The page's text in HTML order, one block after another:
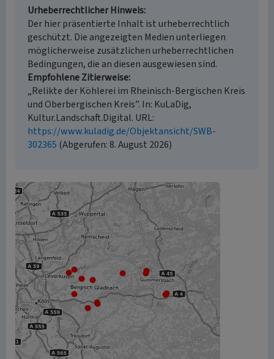
Urheberrechtlicher Hinweis
Der hier präsentierte Inhalt ist urheberrechtlich
geschützt. Die angezeigten Medien unterliegen
möglicherweise zusätzlichen urheberrechtlichen
Bedingungen, die an diesen ausgewiesen sind.
Empfohlene Zitierweise
„Relikte der Köhlerei im Rheinisch-Bergischen Kreis
und Oberbergischen Kreis”. In: KuLaDig,
Kultur.Landschaft.Digital. URL:
https://www.kuladig.de/Objektansicht/SWB-
302365 (Abgerufen: 8. August 2026)